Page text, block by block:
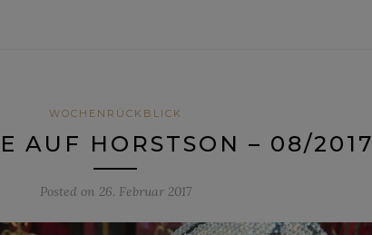
WOCHENRÜCKBLICK
AUF HORSTSON – 08/2017
Posted on 26. Februar 2017